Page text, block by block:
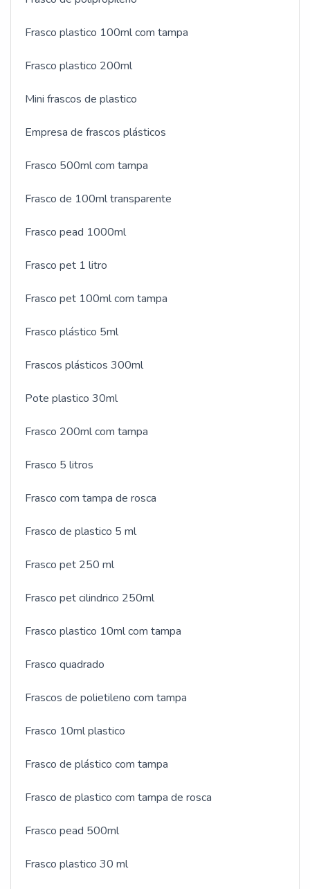
Frasco plastico 100ml com tampa
Frasco plastico 200ml
Mini frascos de plastico
Empresa de frascos plásticos
Frasco 500ml com tampa
Frasco de 100ml transparente
Frasco pead 1000ml
Frasco pet 1 litro
Frasco pet 100ml com tampa
Frasco plástico 5ml
Frascos plásticos 300ml
Pote plastico 30ml
Frasco 200ml com tampa
Frasco 5 litros
Frasco com tampa de rosca
Frasco de plastico 5 ml
Frasco pet 250 ml
Frasco pet cilindrico 250ml
Frasco plastico 10ml com tampa
Frasco quadrado
Frascos de polietileno com tampa
Frasco 10ml plastico
Frasco de plástico com tampa
Frasco de plastico com tampa de rosca
Frasco pead 500ml
Frasco plastico 30 ml